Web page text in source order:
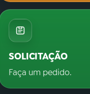
SOLICITAÇÃO
Faça um pedido.